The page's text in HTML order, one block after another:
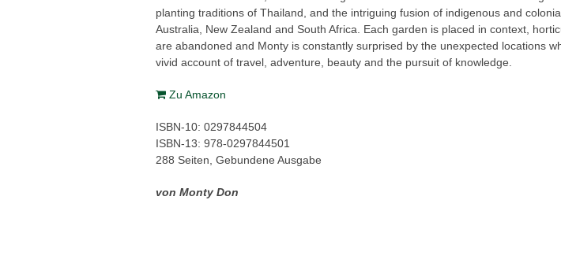
planting traditions of Thailand, and the intriguing fusion of indigenous and
Australia, New Zealand and South Africa. Each garden is placed in context,
are abandoned and Monty is constantly surprised by the unexpected locations
vivid account of travel, adventure, beauty and the pursuit of knowledge.
Zu Amazon
ISBN-10: 0297844504
ISBN-13: 978-0297844501
288 Seiten, Gebundene Ausgabe
von Monty Don